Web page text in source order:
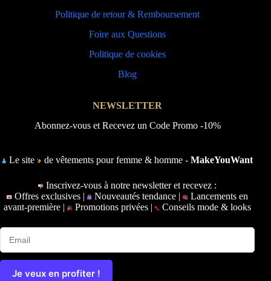
Politique de retour & Remboursement
Foire aux Questions
Politique de cookies
Blog
NEWSLETTER
Abonnez-vous et Recevez un Code Promo -10%
Le site de vêtements pour femme & homme -MakeYouWant
Inscrivez-vous à notre newsletter et recevez :
Offres exclusives |
Nouveautés tendance |
Lancements en
avant-première | Promotions privées | Conseils mode & looks
Je veux en profiter !